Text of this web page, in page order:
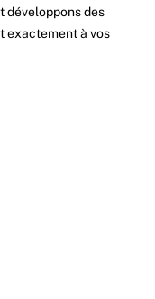
développons des
exactement à vos